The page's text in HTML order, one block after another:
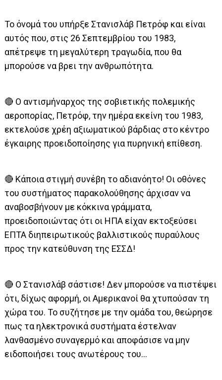
Το όνομά του υπήρξε Στανισλάβ Πετρόφ και είναι
αυτός που, στις 26 Σεπτεμβρίου του 1983,
απέτρεψε τη μεγαλύτερη τραγωδία, που θα
μπορούσε να βρει την ανθρωπότητα.
🔴 Ο αντισμήναρχος της σοβιετικής πολεμικής
αεροπορίας, Πετρόφ, την ημέρα εκείνη του 1983,
εκτελούσε χρέη αξιωματικού βάρδιας στο κέντρο
έγκαιρης προειδοποίησης για πυρηνική επίθεση.
🔴 Κάποια στιγμή συνέβη το αδιανόητο! Οι οθόνες
του συστήματος παρακολούθησης άρχισαν να
αναβοσβήνουν με κόκκινα γράμματα,
προειδοποιώντας ότι οι ΗΠΑ είχαν εκτοξεύσει
ΕΠΤΑ διηπειρωτικούς βαλλιστικούς πυραύλους
προς την κατεύθυνση της ΕΣΣΔ!
🔴 Ο Στανισλάβ σάστισε! Δεν μπορούσε να πιστέψει
ότι, δίχως αφορμή, οι Αμερικανοί θα χτυπούσαν τη
χώρα του. Το συζήτησε με την ομάδα του, θεώρησε
πως τα ηλεκτρονικά συστήματα έστελναν
λανθασμένο συναγερμό και αποφάσισε να μην
ειδοποιήσει τους ανωτέρους του…